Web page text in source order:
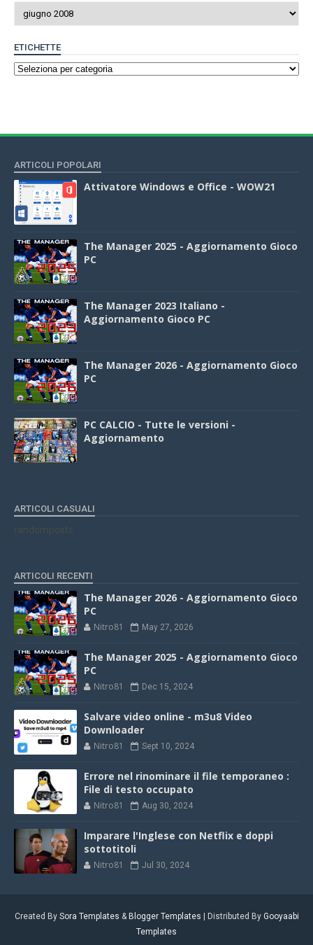
ETICHETTE
ARTICOLI POPOLARI
Attivatore Windows e Office - WOW21
The Manager 2025 - Aggiornamento Gioco
PC
The Manager 2023 Italiano -
Aggiornamento Gioco PC
The Manager 2026 - Aggiornamento Gioco
PC
PC CALCIO - Tutte le versioni -
Aggiornamento
ARTICOLI CASUALI
randomposts
ARTICOLI RECENTI
The Manager 2026 - Aggiornamento Gioco
PC
Nitro81 May 27, 2026
The Manager 2025 - Aggiornamento Gioco
PC
Nitro81 Dec 15, 2024
Salvare video online - m3u8 Video
Downloader
Nitro81 Sept 10, 2024
Errore nel rinominare il file temporaneo :
File di testo occupato
Nitro81 Aug 30, 2024
Imparare l'Inglese con Netflix e doppi
sottotitoli
Nitro81 Jul 30, 2024
Created By Sora Templates & Blogger Templates | Distributed By Gooyaabi
Templates